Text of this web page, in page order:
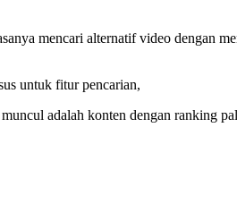
mencari alternatif video dengan
untuk fitur pencarian,
adalah konten dengan ranking